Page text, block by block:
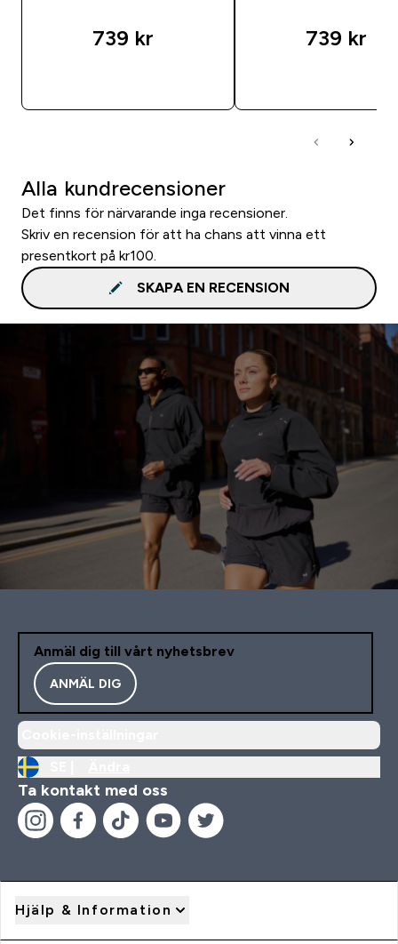
739 kr‎ 739 kr‎
Alla kundrecensioner
Det finns för närvarande inga recensioner.
Skriv en recension för att ha chans att vinna ett
presentkort på kr100.
SKAPA EN RECENSION
Anmäl dig till vårt nyhetsbrev
ANMÄL DIG
Ta kontakt med oss
Hjälp & Information